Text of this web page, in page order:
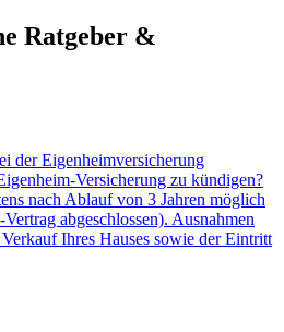
Ratgeber &
der Eigenheimversicherung
Versicherung zu kündigen?
nach Ablauf von 3 Jahren möglich
abgeschlossen). Ausnahmen
Ihres Hauses sowie der Eintritt